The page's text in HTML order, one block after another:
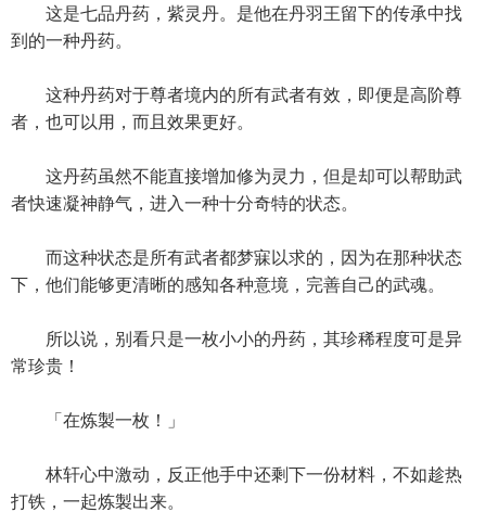
这是七品丹药，紫灵丹。是他在丹羽王留下的传承中找
到的一种丹药。
这种丹药对于尊者境内的所有武者有效，即便是高阶尊
者，也可以用，而且效果更好。
这丹药虽然不能直接增加修为灵力，但是却可以帮助武
者快速凝神静气，进入一种十分奇特的状态。
而这种状态是所有武者都梦寐以求的，因为在那种状态
下，他们能够更清晰的感知各种意境，完善自己的武魂。
所以说，别看只是一枚小小的丹药，其珍稀程度可是异
常珍贵！
「在炼製一枚！」
林轩心中激动，反正他手中还剩下一份材料，不如趁热
打铁，一起炼製出来。